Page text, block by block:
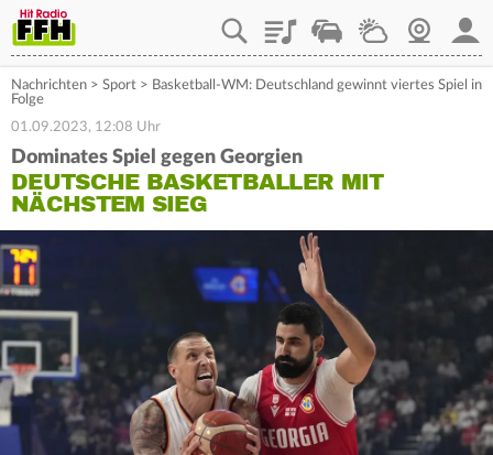
PlaylistStaupilotWetterWebcam
Nachrichten > Sport > Basketball-WM: Deutschland gewinnt viertes Spiel in
Folge
01.09.2023, 12:08 Uhr
Dominates Spiel gegen Georgien
DEUTSCHE BASKETBALLER MIT
NÄCHSTEM SIEG